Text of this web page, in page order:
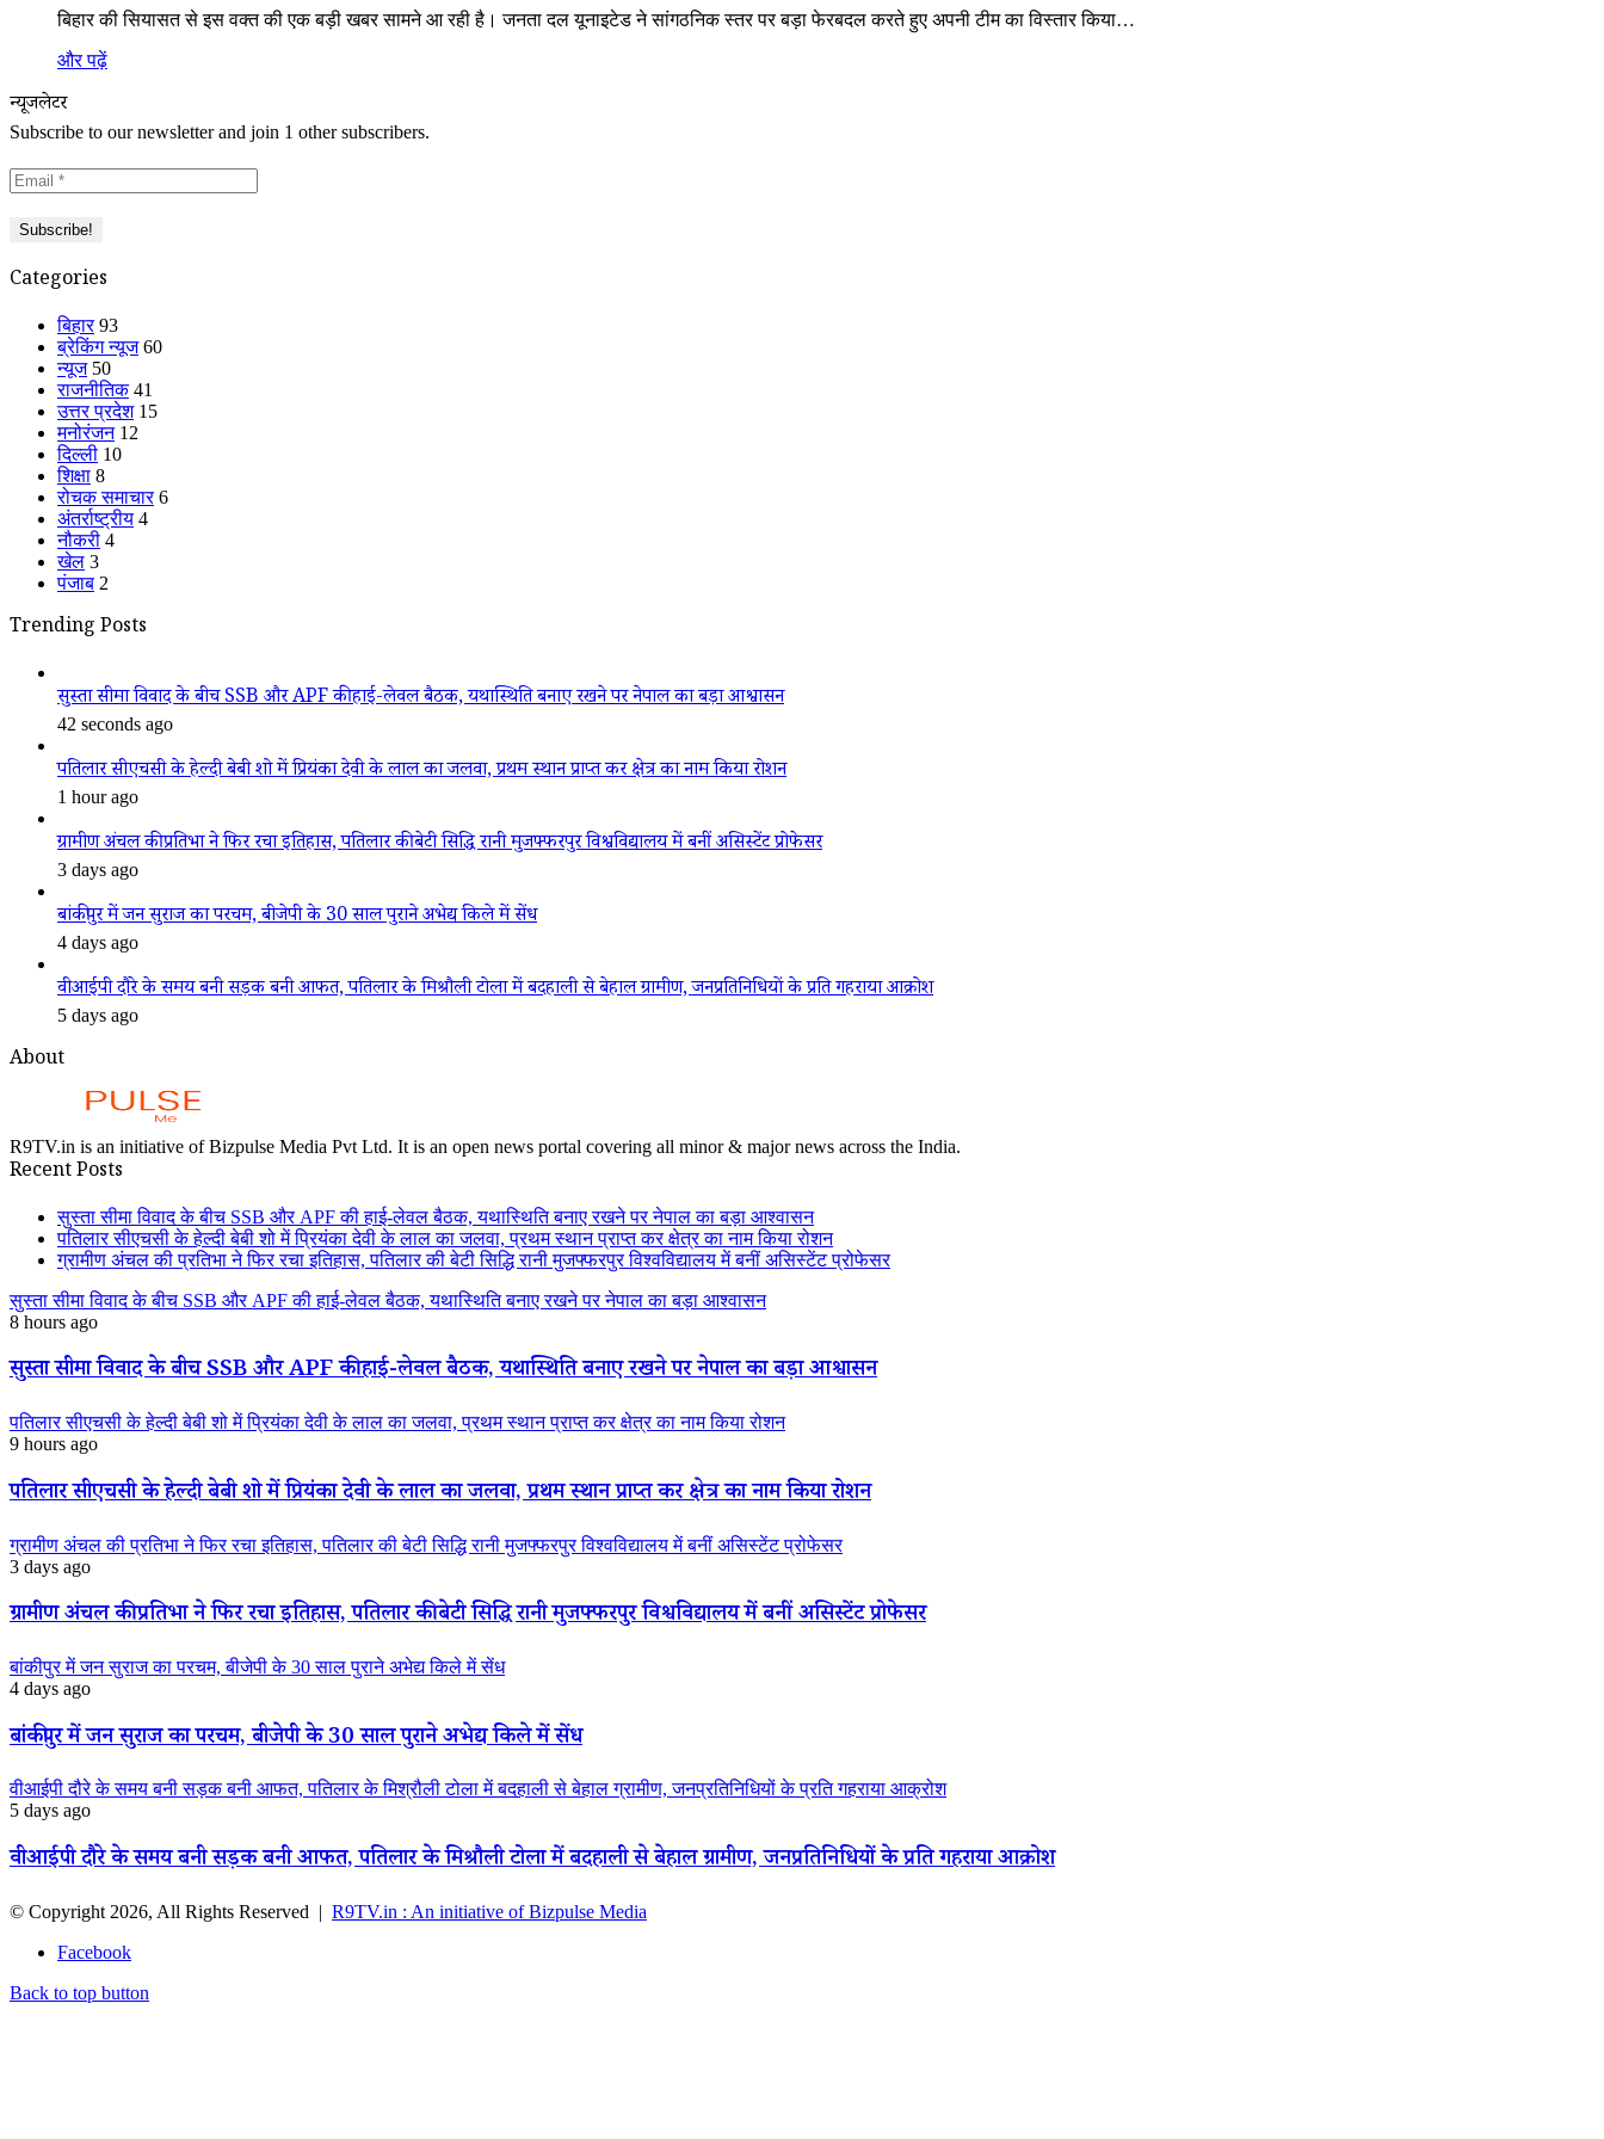
बिहार की सियासत से इस वक्त की एक बड़ी खबर सामने आ रही है। जनता दल यूनाइटेड ने सांगठनिक स्तर पर बड़ा फेरबदल करते हुए अपनी टीम का विस्तार किया…
और पढ़ें
न्यूजलेटर
Subscribe to our newsletter and join 1 other subscribers.
Categories
बिहार 93
ब्रेकिंग न्यूज 60
न्यूज 50
राजनीतिक 41
उत्तर प्रदेश 15
मनोरंजन 12
दिल्ली 10
शिक्षा 8
रोचक समाचार 6
अंतर्राष्ट्रीय 4
नौकरी 4
खेल 3
पंजाब 2
Trending Posts
सुस्ता सीमा विवाद के बीच SSB और APF की हाई-लेवल बैठक, यथास्थिति बनाए रखने पर नेपाल का बड़ा आश्वासन
42 seconds ago
पतिलार सीएचसी के हेल्दी बेबी शो में प्रियंका देवी के लाल का जलवा, प्रथम स्थान प्राप्त कर क्षेत्र का नाम किया रोशन
1 hour ago
ग्रामीण अंचल की प्रतिभा ने फिर रचा इतिहास, पतिलार की बेटी सिद्धि रानी मुजफ्फरपुर विश्वविद्यालय में बनीं असिस्टेंट प्रोफेसर
3 days ago
बांकीपुर में जन सुराज का परचम, बीजेपी के 30 साल पुराने अभेद्य किले में सेंध
4 days ago
वीआईपी दौरे के समय बनी सड़क बनी आफत, पतिलार के मिश्रौली टोला में बदहाली से बेहाल ग्रामीण, जनप्रतिनिधियों के प्रति गहराया आक्रोश
5 days ago
About
R9TV.in is an initiative of Bizpulse Media Pvt Ltd. It is an open news portal covering all minor & major news across the India.
Recent Posts
सुस्ता सीमा विवाद के बीच SSB और APF की हाई-लेवल बैठक, यथास्थिति बनाए रखने पर नेपाल का बड़ा आश्वासन
पतिलार सीएचसी के हेल्दी बेबी शो में प्रियंका देवी के लाल का जलवा, प्रथम स्थान प्राप्त कर क्षेत्र का नाम किया रोशन
ग्रामीण अंचल की प्रतिभा ने फिर रचा इतिहास, पतिलार की बेटी सिद्धि रानी मुजफ्फरपुर विश्वविद्यालय में बनीं असिस्टेंट प्रोफेसर
सुस्ता सीमा विवाद के बीच SSB और APF की हाई-लेवल बैठक, यथास्थिति बनाए रखने पर नेपाल का बड़ा आश्वासन
8 hours ago
सुस्ता सीमा विवाद के बीच SSB और APF की हाई-लेवल बैठक, यथास्थिति बनाए रखने पर नेपाल का बड़ा आश्वासन
पतिलार सीएचसी के हेल्दी बेबी शो में प्रियंका देवी के लाल का जलवा, प्रथम स्थान प्राप्त कर क्षेत्र का नाम किया रोशन
9 hours ago
पतिलार सीएचसी के हेल्दी बेबी शो में प्रियंका देवी के लाल का जलवा, प्रथम स्थान प्राप्त कर क्षेत्र का नाम किया रोशन
ग्रामीण अंचल की प्रतिभा ने फिर रचा इतिहास, पतिलार की बेटी सिद्धि रानी मुजफ्फरपुर विश्वविद्यालय में बनीं असिस्टेंट प्रोफेसर
3 days ago
ग्रामीण अंचल की प्रतिभा ने फिर रचा इतिहास, पतिलार की बेटी सिद्धि रानी मुजफ्फरपुर विश्वविद्यालय में बनीं असिस्टेंट प्रोफेसर
बांकीपुर में जन सुराज का परचम, बीजेपी के 30 साल पुराने अभेद्य किले में सेंध
4 days ago
बांकीपुर में जन सुराज का परचम, बीजेपी के 30 साल पुराने अभेद्य किले में सेंध
वीआईपी दौरे के समय बनी सड़क बनी आफत, पतिलार के मिश्रौली टोला में बदहाली से बेहाल ग्रामीण, जनप्रतिनिधियों के प्रति गहराया आक्रोश
5 days ago
वीआईपी दौरे के समय बनी सड़क बनी आफत, पतिलार के मिश्रौली टोला में बदहाली से बेहाल ग्रामीण, जनप्रतिनिधियों के प्रति गहराया आक्रोश
© Copyright 2026, All Rights Reserved | R9TV.in : An initiative of Bizpulse Media
Facebook
Back to top button